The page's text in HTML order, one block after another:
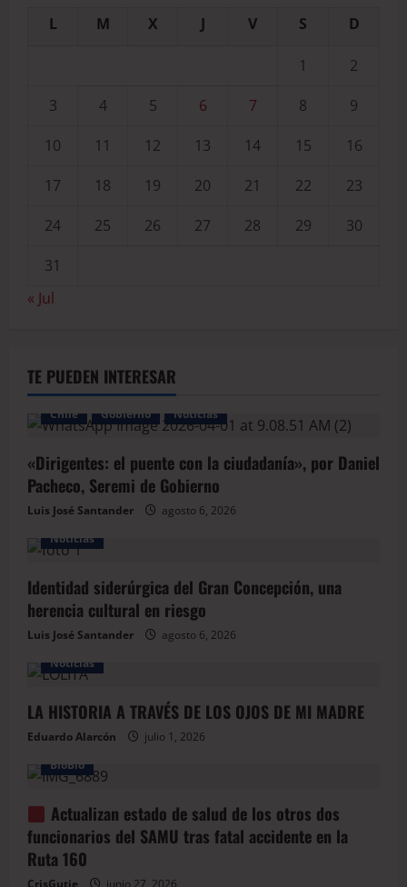
L M X J V S D
1
2
3
4 5 6 7 8
9
10
11 12 13 14 15
16
17
18 19 20 21 22
23
24
25 26 27 28 29
30
31
« Jul
TE PUEDEN INTERESAR
Chile Gobierno Noticias
«Dirigentes: el puente con la ciudadanía», por Daniel
Pacheco, Seremi de Gobierno
Luis José Santander
agosto 6, 2026
Noticias
Identidad siderúrgica del Gran Concepción, una
herencia cultural en riesgo
Luis José Santander
agosto 6, 2026
Noticias
LA HISTORIA A TRAVÉS DE LOS OJOS DE MI MADRE
Eduardo Alarcón
julio 1, 2026
BioBio
Actualizan estado de salud de los otros dos
funcionarios del SAMU tras fatal accidente en la
Ruta 160